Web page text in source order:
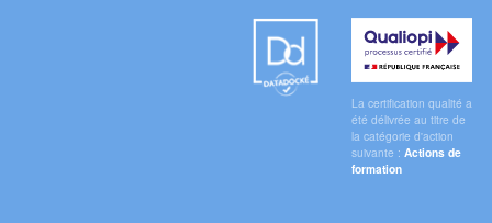
Qualiopi
La certification qualité a
été délivrée au titre de
la catégorie d'action
suivante :Actions de
formation